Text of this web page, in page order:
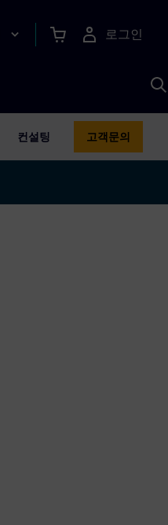
로그인
컨설팅 고객문의